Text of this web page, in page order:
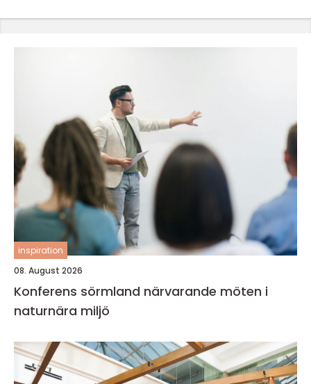
inspiration
08. August 2026
Konferens sörmland närvarande möten i
naturnära miljö